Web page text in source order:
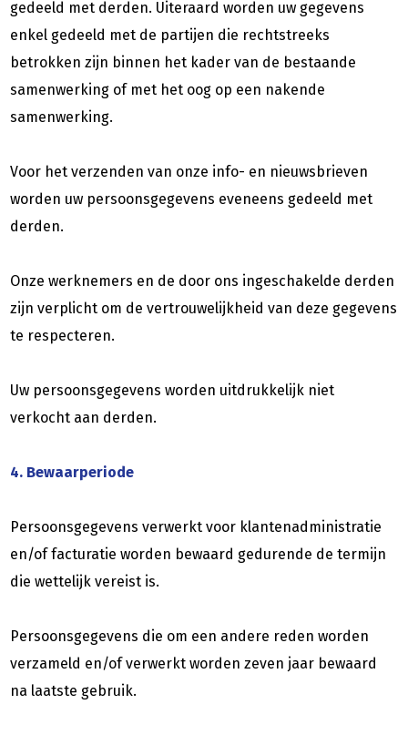
gedeeld met derden. Uiteraard worden uw gegevens
enkel gedeeld met de partijen die rechtstreeks
betrokken zijn binnen het kader van de bestaande
samenwerking of met het oog op een nakende
samenwerking.
Voor het verzenden van onze info- en nieuwsbrieven
worden uw persoonsgegevens eveneens gedeeld met
derden.
Onze werknemers en de door ons ingeschakelde derden
zijn verplicht om de vertrouwelijkheid van deze gegevens
te respecteren.
Uw persoonsgegevens worden uitdrukkelijk niet
verkocht aan derden.
4. Bewaarperiode
Persoonsgegevens verwerkt voor klantenadministratie
en/of facturatie worden bewaard gedurende de termijn
die wettelijk vereist is.
Persoonsgegevens die om een andere reden worden
verzameld en/of verwerkt worden zeven jaar bewaard
na laatste gebruik.